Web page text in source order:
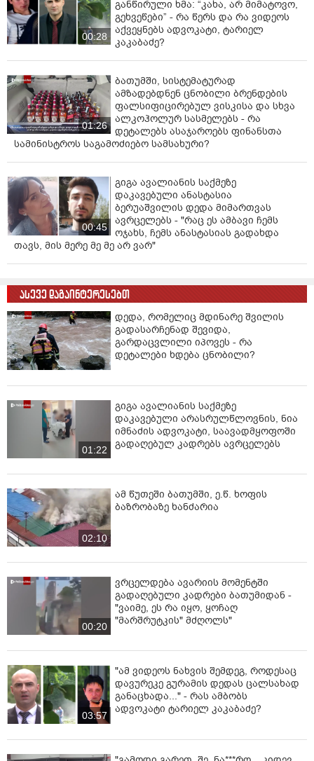
პურის და მედიკამენტების გარეშე დარჩაო. Ты только
не пизди Рицарь - ეგ ყველაფერი პირიქით იყო, ჯერ
შენმა "პაპაშა" პუტინმა აკრძალა ქართული ღვინის
იმპორტი რუსეთში და მერე მე ვთქვი ეგ. თუმცა რა
მნიშვნელობა აქვს - დღესაც ბევრი პატრიოტი
ქართველი შენს, საქართველოში ჩამოთესლებულ
"რადნია"-ს ბევრ რესტორანში იგივე ღვინით
უმასპინძლდება შეგნებულად - ослиной мочой
разбавляют (შარდის დადებით თვისებებში შენ რომ
ერკვევი, ეგრე ვინ?). "რუსნია"-მ ხომ ნამდვილი ღვინის
და სტუმარ-მასპინძლობის გემო მაინც არ იცის.
ისე, ეპილოგი ისეთი ჰქონდა, დუგინისგან
ლენინისთავიანი ასმანეთიანის შუბლზე გაკვრას
ნაღდი გამოჰკრა ხელი. Наша утешение – ваше
утешение. Господь наш Иисус Христос да призрит в
Селениях Праведных деву Дарью и укрепит её Родителей
იმათ, ვინ დაამშვიდებს და თანაუგრძნობს, ვინც
უკრაინაში და საქართველოში დახოცა შენმა
"ბრატვამ", ბლიად?
Но ты не волнуися Рицарь, и тебя скоро вилечем, так что
Русня на пороге сентябрь и вам пора из Грузии обратно -
на хуй.
სააკაშვილის თავდაცვის მინისტრი არასდროს
ვყოფილვარ, საქართველოს თავდაცვის მინისტრი
ვიყავი ყოველთვის" - წერს ირაკლი ოქრუაშვილი.
00:28
განწირული ხმა: “კახა, არ მიმატოვო,
გეხვეწები” - რა წერს და რა ვიდეოს
აქვეყნებს ადვოკატი, ტარიელ
კაკაბაძე?
01:26
ბათუმში, სისტემატურად
ამზადებდნენ ცნობილი ბრენდების
ფალსიფიცირებულ ვისკისა და სხვა
ალკოჰოლურ სასმელებს - რა
დეტალებს ასაჯაროებს ფინანსთა
სამინისტროს საგამოძიებო სამსახური?
00:45
გიგა ავალიანის საქმეზე
დაკავებული ანასტასია
ბერუაშვილის დედა მიმართვას
ავრცელებს - "რაც ეს ამბავი ჩემს
ოჯახს, ჩემს ანასტასიას გადახდა
თავს, მის მერე მე მე არ ვარ"
ასევე დაგაინტერესებთ
დედა, რომელიც მდინარე შვილის
გადასარჩენად შევიდა,
გარდაცვლილი იპოვეს - რა
დეტალები ხდება ცნობილი?
01:22
გიგა ავალიანის საქმეზე
დაკავებული არასრულწლოვნის, ნია
იმნაძის ადვოკატი, საავადმყოფოში
გადაღებულ კადრებს ავრცელებს
02:10
ამ წუთეში ბათუმში, ე.წ. ხოფის
ბაზრობაზე ხანძარია
00:20
ვრცელდება ავარიის მომენტში
გადაღებული კადრები ბათუმიდან -
"ვაიმე, ეს რა იყო, ყოჩაღ
"მარშრუტკის" მძღოლს"
03:57
"ამ ვიდეოს ნახვის შემდეგ, როდესაც
დავურეკე გურამის დედას ცალსახად
განაცხადა..." - რას ამბობს
ადვოკატი ტარიელ კაკაბაძე?